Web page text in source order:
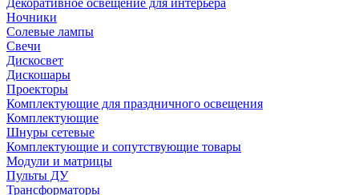
Декоративное освещение для интерьера
Ночники
Солевые лампы
Свечи
Дискосвет
Дискошары
Проекторы
Комплектующие для праздничного освещения
Комплектующие
Шнуры сетевые
Комплектующие и сопутствующие товары
Модули и матрицы
Пульты ДУ
Трансформаторы